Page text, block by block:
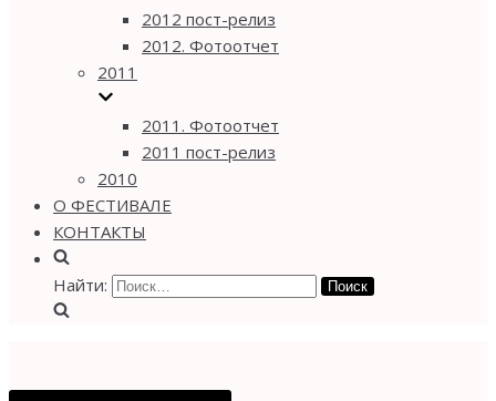
2012 пост-релиз
2012. Фотоотчет
2011
2011. Фотоотчет
2011 пост-релиз
2010
О ФЕСТИВАЛЕ
КОНТАКТЫ
Найти: